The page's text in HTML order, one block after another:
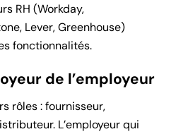
RH (Workday,
Lever, Greenhouse)
fonctionnalités.
de l’employeur
rôles : fournisseur,
L’employeur qui